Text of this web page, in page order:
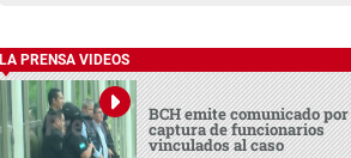
LA PRENSA VIDEOS
BCH emite comunicado por
captura de funcionarios
vinculados al caso